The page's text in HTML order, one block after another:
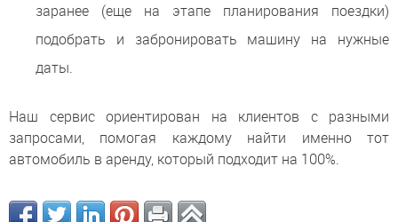
заранее (еще на этапе планирования поездки)
подобрать и забронировать машину на нужные
даты.
Наш сервис ориентирован на клиентов с разными
запросами, помогая каждому найти именно тот
автомобиль в аренду, который подходит на 100%.